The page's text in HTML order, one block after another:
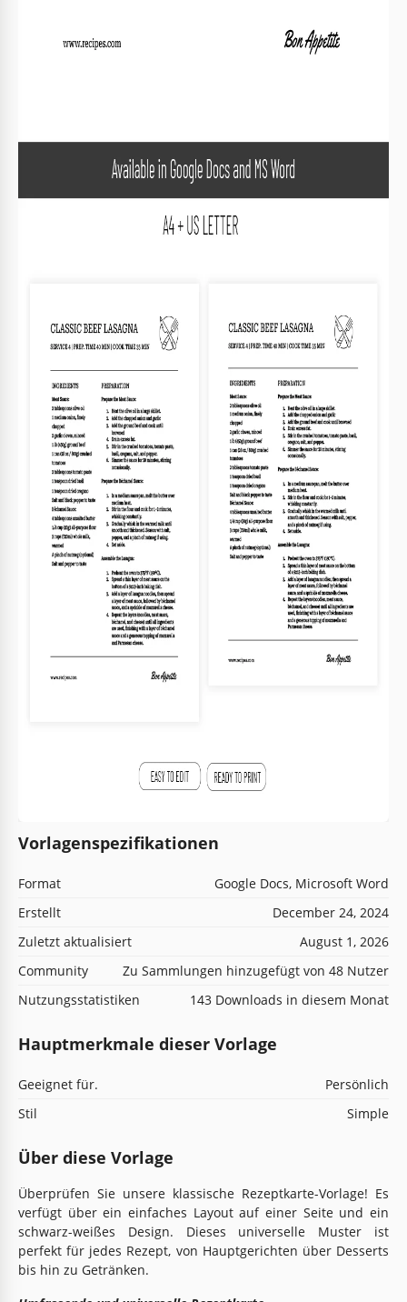
Vorlagenspezifikationen
Format
Google Docs, Microsoft Word
Erstellt
December 24, 2024
Zuletzt aktualisiert
August 1, 2026
Community
Zu Sammlungen hinzugefügt von 48 Nutzer
Nutzungsstatistiken
143 Downloads in diesem Monat
Hauptmerkmale dieser Vorlage
Geeignet für.
Persönlich
Stil
Simple
Über diese Vorlage
Überprüfen Sie unsere klassische Rezeptkarte-Vorlage! Es
verfügt über ein einfaches Layout auf einer Seite und ein
schwarz-weißes Design. Dieses universelle Muster ist
perfekt für jedes Rezept, von Hauptgerichten über Desserts
bis hin zu Getränken.